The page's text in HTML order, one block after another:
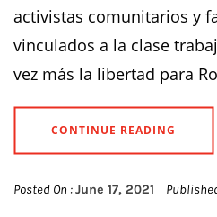
activistas comunitarios y
vinculados a la clase
vez más la libertad para
CONTINUE READING
Posted On :June 17, 2021